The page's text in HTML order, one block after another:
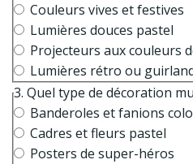
Couleurs vives et festives
Lumières douces pastel
Projecteurs aux couleurs
Lumières rétro ou
3. Quel type de décoration
Banderoles et fanions
Cadres et fleurs pastel
Posters de super-héros